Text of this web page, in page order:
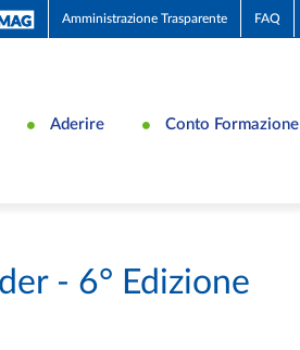
Amministrazione Trasparente FAQ
Aderire Conto Formazione
- 6° Edizione